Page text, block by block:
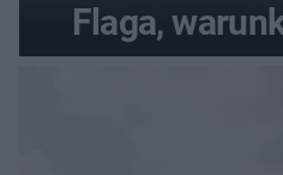
Flaga,